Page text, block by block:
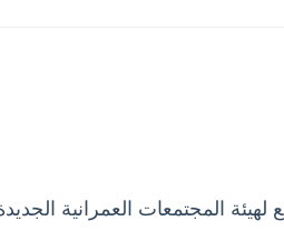
لهيئة المجتمعات العمرانية